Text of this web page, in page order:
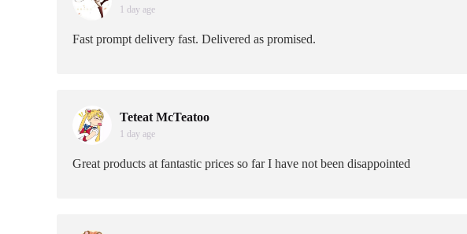
1 day age
Fast prompt delivery fast. Delivered as promised.
Teteat McTeatoo
1 day age
Great products at fantastic prices so far I have not been disappointed